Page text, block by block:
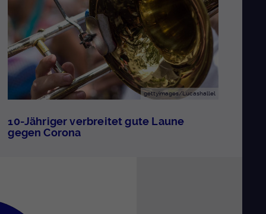
gettyimages/Lucashallel
10-Jähriger verbreitet gute Laune
gegen Corona